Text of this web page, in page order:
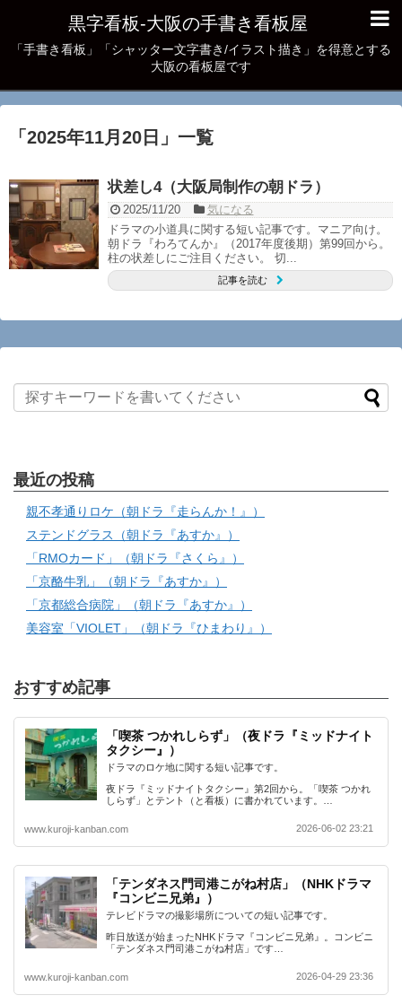
黒字看板‐大阪の手書き看板屋
「手書き看板」「シャッター文字書き/イラスト描き」を得意とする
大阪の看板屋です
「 2025年11月20日 」 一覧
状差し4（大阪局制作の朝ドラ）
2025/11/20
気になる
ドラマの小道具に関する短い記事です。マニア向け。
朝ドラ『わろてんか』（2017年度後期）第99回から。
柱の状差しにご注目ください。 切...
記事を読む
最近の投稿
親不孝通りロケ（朝ドラ『走らんか！』）
ステンドグラス（朝ドラ『あすか』）
「RMOカード」（朝ドラ『さくら』）
「京酪牛乳」（朝ドラ『あすか』）
「京都総合病院」（朝ドラ『あすか』）
美容室「VIOLET」（朝ドラ『ひまわり』）
おすすめ記事
「喫茶 つかれしらず」（夜ドラ『ミッドナイト
タクシー』）
ドラマのロケ地に関する短い記事です。
夜ドラ『ミッドナイトタクシー』第2回から。「喫茶 つかれ
しらず」とテント（と看板）に書かれています。…
www.kuroji-kanban.com 2026-06-02 23:21
「テンダネス門司港こがね村店」（NHKドラマ
『コンビニ兄弟』）
テレビドラマの撮影場所についての短い記事です。
昨日放送が始まったNHKドラマ『コンビニ兄弟』。コンビニ
「テンダネス門司港こがね村店」です…
www.kuroji-kanban.com 2026-04-29 23:36